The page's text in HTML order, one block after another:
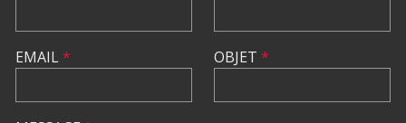
EMAIL* OBJET *